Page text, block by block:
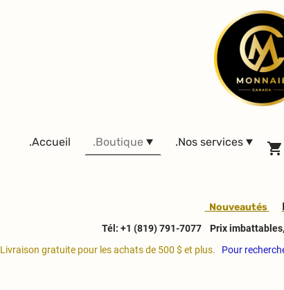
.Accueil .Boutique .Nos services
Nouveautés
Tél: +1 (819) 791-7077
Prix
Livraison gratuite pour les achats de 500 $ et plus.
Pour